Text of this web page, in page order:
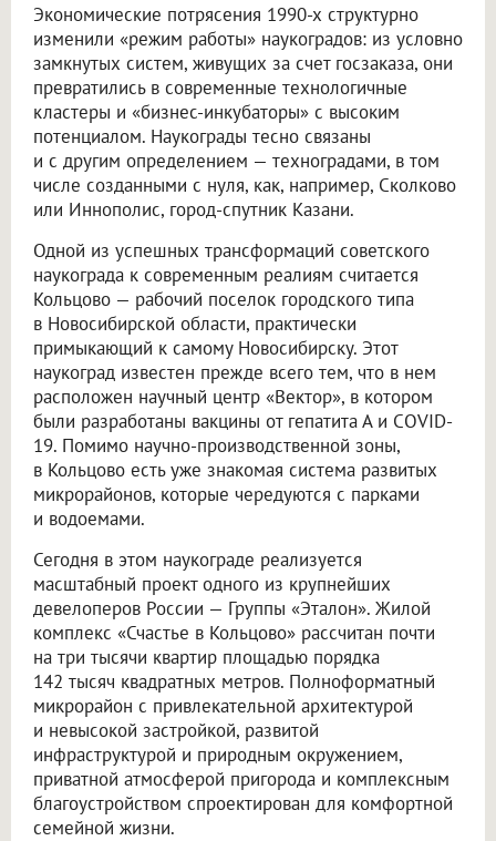
Экономические потрясения 1990-х структурно
изменили «режим работы» наукоградов: из условно
замкнутых систем, живущих за счет госзаказа, они
превратились в современные технологичные
кластеры и «бизнес-инкубаторы» с высоким
потенциалом. Наукограды тесно связаны
и с другим определением — техноградами, в том
числе созданными с нуля, как, например, Сколково
или Иннополис, город-спутник Казани.
Одной из успешных трансформаций советского
наукограда к современным реалиям считается
Кольцово — рабочий поселок городского типа
в Новосибирской области, практически
примыкающий к самому Новосибирску. Этот
наукоград известен прежде всего тем, что в нем
расположен научный центр «Вектор», в котором
были разработаны вакцины от гепатита А и COVID-
19. Помимо научно-производственной зоны,
в Кольцово есть уже знакомая система развитых
микрорайонов, которые чередуются с парками
и водоемами.
Сегодня в этом наукограде реализуется
масштабный проект одного из крупнейших
девелоперов России — Группы «Эталон». Жилой
комплекс «Счастье в Кольцово» рассчитан почти
на три тысячи квартир площадью порядка
142 тысяч квадратных метров. Полноформатный
микрорайон с привлекательной архитектурой
и невысокой застройкой, развитой
инфраструктурой и природным окружением,
приватной атмосферой пригорода и комплексным
благоустройством спроектирован для комфортной
семейной жизни.